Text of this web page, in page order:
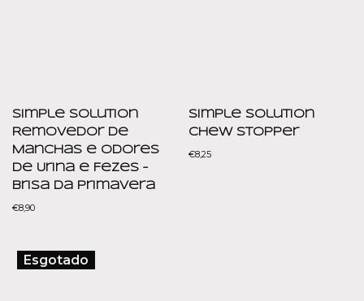
Simple Solution
Removedor de
Manchas e Odores
de Urina e Fezes –
Brisa da Primavera
€8,90
Simple Solution
Chew Stopper
€8,25
Esgotado